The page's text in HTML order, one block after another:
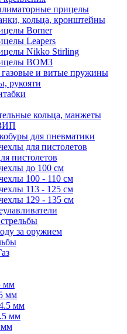
прицелы
кольца, кронштейны
Borner
Leapers
Nikko Stirling
ВОМЗ
и витые пружины
рукояти
кольца, манжеты
для пневматики
для пистолетов
пистолетов
до 100 см
100 - 110 см
113 - 125 см
129 - 135 см
за оружием
мм
мм
мм
мм
мм